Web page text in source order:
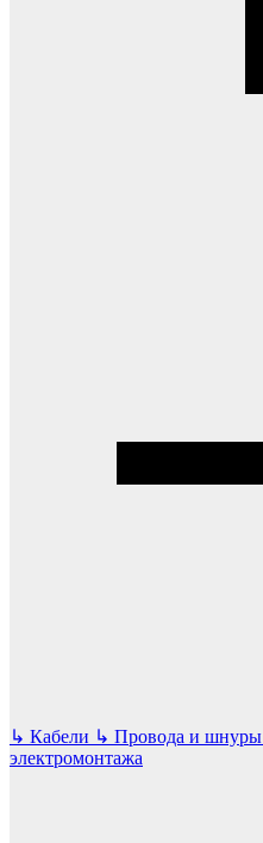
↳ Кабели ↳ Провода и шнуры
электромонтажа